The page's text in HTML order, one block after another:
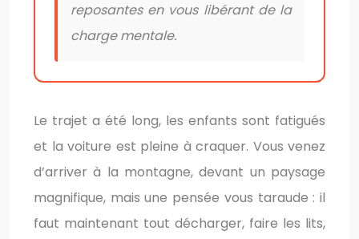
reposantes en vous libérant de la
charge mentale.
Le trajet a été long, les enfants sont fatigués
et la voiture est pleine à craquer. Vous venez
d’arriver à la montagne, devant un paysage
magnifique, mais une pensée vous taraude : il
faut maintenant tout décharger, faire les lits,